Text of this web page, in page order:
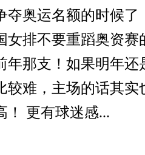
夺奥运名额的时候
女排不要重蹈奥资
年那支！如果明年
较难，主场的话其
！ 更有球迷感...